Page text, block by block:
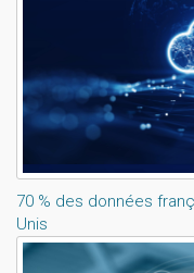
70 % des données
Unis